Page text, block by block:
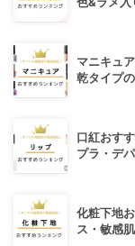
マニキュ
乾タイプ
口紅おす
プラ・デ
化粧下地
ス・敏感